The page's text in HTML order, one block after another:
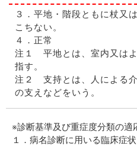
３．平地・階段ともに杖又
こちない。
４．正常
注１ 平地とは、室内又は
指す。
注２ 支持とは、人による
の支えなどをいう。
※診断基準及び重症度分類の適
１．病名診断に用いる臨床症